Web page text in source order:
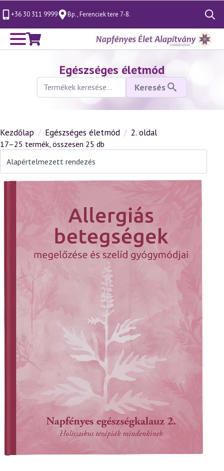
+36 30 311 9999 Bp., Ferenciek tere 7-8.
Search
for:
Egészséges életmód
Keresés
következőre:
Keresés
Kezdőlap Egészséges életmód 2. oldal
17–25 termék, összesen 25 db